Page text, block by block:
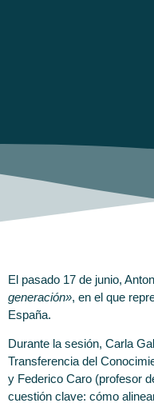
El pasado 17 de junio,
generación», en el que
España.
Durante la sesión, Carla
Transferencia del
y Federico Caro (profesor
cuestión clave: cómo